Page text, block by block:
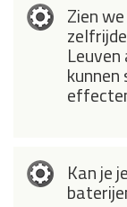
Zien
Kan je